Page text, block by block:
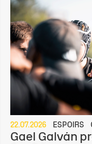
22.07.2026 ESPOIRS
Gael Galván